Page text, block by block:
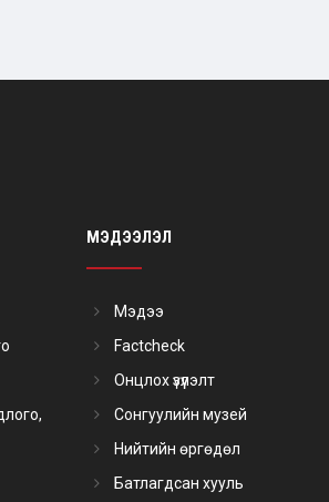
МЭДЭЭЛЭЛ
Мэдээ
Factcheck
Онцлох үзүүлэлт
Сонгуулийн музей
Нийтийн өргөдөл
Батлагдсан хууль